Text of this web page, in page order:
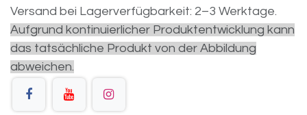
Versand bei Lagerverfügbarkeit: 2–3 Werktage.
Aufgrund kontinuierlicher Produktentwicklung kann
das tatsächliche Produkt von der Abbildung
abweichen.